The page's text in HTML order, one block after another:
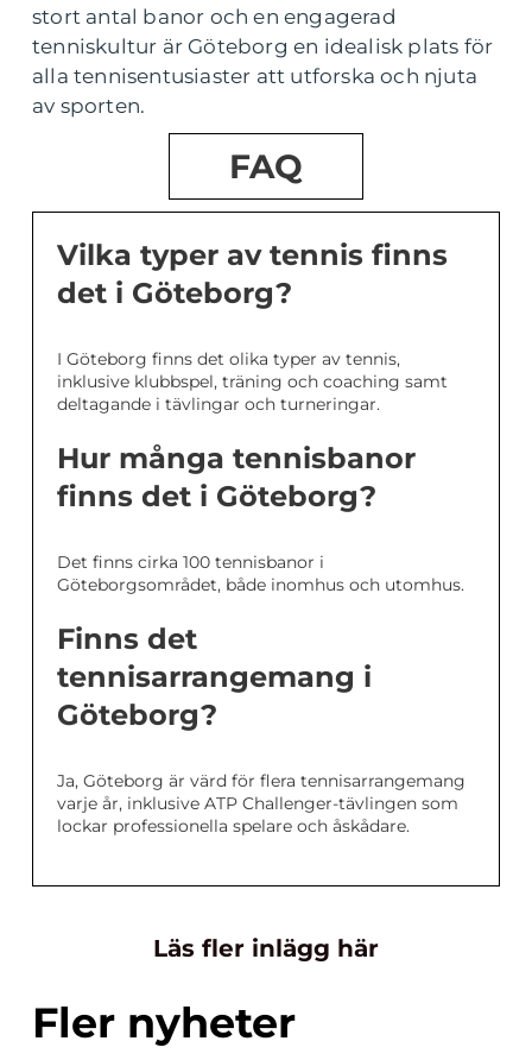
stort antal banor och en engagerad
tenniskultur är Göteborg en idealisk plats för
alla tennisentusiaster att utforska och njuta
av sporten.
FAQ
Vilka typer av tennis finns
det i Göteborg?
I Göteborg finns det olika typer av tennis,
inklusive klubbspel, träning och coaching samt
deltagande i tävlingar och turneringar.
Hur många tennisbanor
finns det i Göteborg?
Det finns cirka 100 tennisbanor i
Göteborgsområdet, både inomhus och utomhus.
Finns det
tennisarrangemang i
Göteborg?
Ja, Göteborg är värd för flera tennisarrangemang
varje år, inklusive ATP Challenger-tävlingen som
lockar professionella spelare och åskådare.
Läs fler inlägg här
Fler nyheter